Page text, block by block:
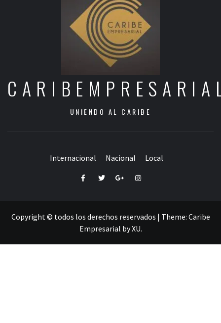
UNIENDO AL CARIBE
Internacional Nacional Local
FacebookTwitterGoogle+Instagram
Copyright © todos los derechos reservados | Theme: Caribe
Empresarial byXU.